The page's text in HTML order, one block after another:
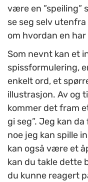
være en ”speiling”
se seg selv
om hvordan en
Som nevnt kan et
spissformulering,
enkelt ord, et
illustrasjon. Av og
kommer det fram
gi seg”. Jeg kan
noe jeg kan spille
kan også være et
kan du takle dette
du kunne reagert